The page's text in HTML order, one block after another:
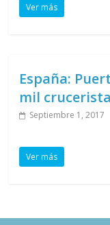
Ver más
España:
mil
Septiembre 1, 2017
Ver más